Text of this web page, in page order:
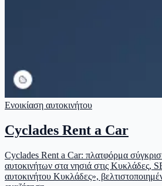
Ενοικίαση αυτοκινήτου
Cyclades Rent a Car
Cyclades Rent a Car: πλατφόρμα
αυτοκινήτων στα νησιά στις Κυκλάδες,
αυτοκινήτου Κυκλάδες»,